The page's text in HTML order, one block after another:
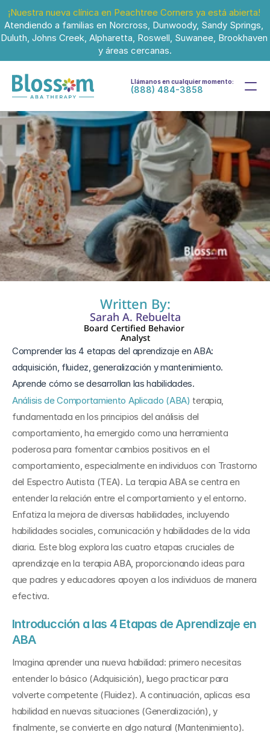
¡Nuestra nueva clínica en Peachtree Corners ya está abierta!
Atendiendo a familias en Norcross, Dunwoody, Sandy Springs,
Duluth, Johns Creek, Alpharetta, Roswell, Suwanee, Brookhaven
y áreas cercanas.
Llámanos en cualquier momento:
(888) 484-3858
30 mar 2025
Written By:
Sarah A. Rebuelta
Board Certified Behavior
Analyst
Comprender las 4 etapas del aprendizaje en ABA:
adquisición, fluidez, generalización y mantenimiento.
Aprende cómo se desarrollan las habilidades.
Análisis de Comportamiento Aplicado (ABA) terapia,
fundamentada en los principios del análisis del
comportamiento, ha emergido como una herramienta
poderosa para fomentar cambios positivos en el
comportamiento, especialmente en individuos con Trastorno
del Espectro Autista (TEA). La terapia ABA se centra en
entender la relación entre el comportamiento y el entorno.
Enfatiza la mejora de diversas habilidades, incluyendo
habilidades sociales, comunicación y habilidades de la vida
diaria. Este blog explora las cuatro etapas cruciales de
aprendizaje en la terapia ABA, proporcionando ideas para
que padres y educadores apoyen a los individuos de manera
efectiva.
Introducción a las 4 Etapas de Aprendizaje en
ABA
Imagina aprender una nueva habilidad: primero necesitas
entender lo básico (Adquisición), luego practicar para
volverte competente (Fluidez). A continuación, aplicas esa
habilidad en nuevas situaciones (Generalización), y
finalmente, se convierte en algo natural (Mantenimiento).